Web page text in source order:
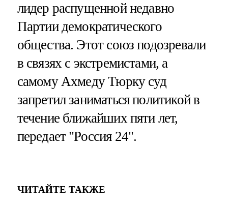
лидер распущенной недавно
Партии демократического
общества. Этот союз подозревали
в связях с экстремистами, а
самому Ахмеду Тюрку суд
запретил заниматься политикой в
течение ближайших пяти лет,
передает "Россия 24".
ЧИТАЙТЕ ТАКЖЕ